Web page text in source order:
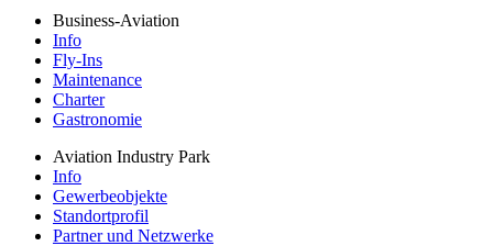
Business-Aviation
Info
Fly-Ins
Maintenance
Charter
Gastronomie
Aviation Industry Park
Info
Gewerbeobjekte
Standortprofil
Partner und Netzwerke